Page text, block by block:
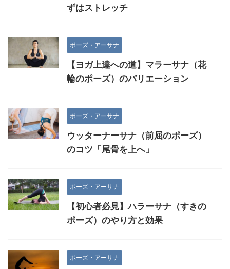
ずはストレッチ
ポーズ・アーサナ
【ヨガ上達への道】マラーサナ（花
輪のポーズ）のバリエーション
ポーズ・アーサナ
ウッターナーサナ（前屈のポーズ）
のコツ「尾骨を上へ」
ポーズ・アーサナ
【初心者必見】ハラーサナ（すきの
ポーズ）のやり方と効果
ポーズ・アーサナ